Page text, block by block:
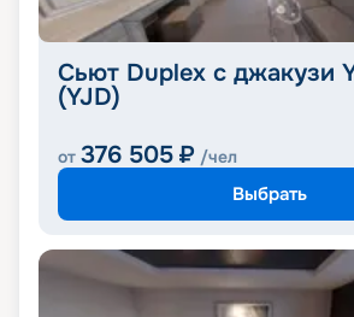
Сьют Duplex с джакузи
(YJD)
от 376 505 ₽ /чел
Выбрать